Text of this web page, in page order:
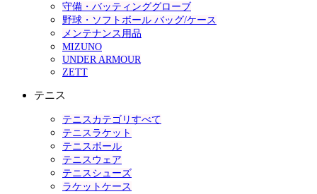
守備・バッティンググローブ
野球・ソフトボール バッグ/ケース
メンテナンス用品
MIZUNO
UNDER ARMOUR
ZETT
テニス
テニスカテゴリすべて
テニスラケット
テニスボール
テニスウェア
テニスシューズ
ラケットケース